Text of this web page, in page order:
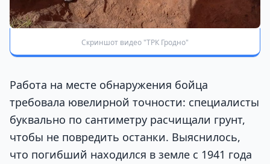
Скриншот видео "ТРК Гродно"
Работа на месте обнаружения бойца
требовала ювелирной точности: специалисты
буквально по сантиметру расчищали грунт,
чтобы не повредить останки. Выяснилось,
что погибший находился в земле с 1941 года